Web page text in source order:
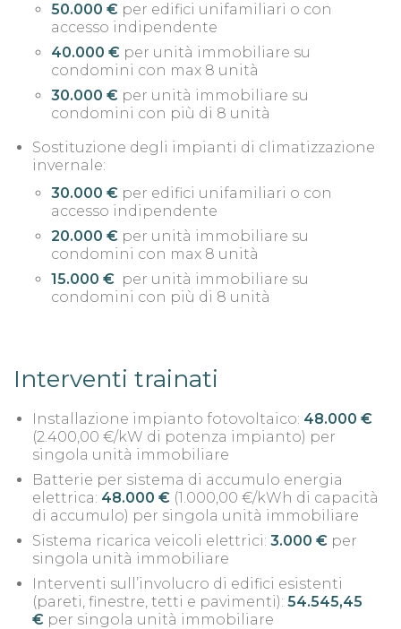
50.000 € per edifici unifamiliari o con
accesso indipendente
40.000 € per unità immobiliare su
condomini con max 8 unità
30.000 € per unità immobiliare su
condomini con più di 8 unità
Sostituzione degli impianti di climatizzazione
invernale:
30.000 € per edifici unifamiliari o con
accesso indipendente
20.000 € per unità immobiliare su
condomini con max 8 unità
15.000 € per unità immobiliare su
condomini con più di 8 unità
Interventi trainati
Installazione impianto fotovoltaico: 48.000 €
(2.400,00 €/kW di potenza impianto) per
singola unità immobiliare
Batterie per sistema di accumulo energia
elettrica: 48.000 € (1.000,00 €/kWh di capacità
di accumulo) per singola unità immobiliare
Sistema ricarica veicoli elettrici: 3.000 € per
singola unità immobiliare
Interventi sull’involucro di edifici esistenti
(pareti, finestre, tetti e pavimenti): 54.545,45
€ per singola unità immobiliare